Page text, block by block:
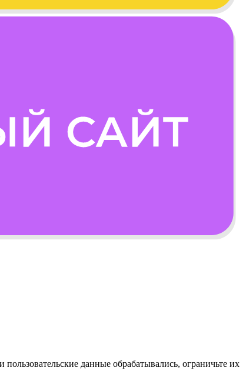
данные обрабатывались, ограничьте их